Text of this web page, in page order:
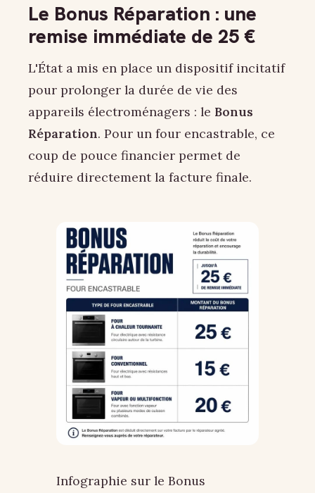
Le Bonus Réparation : une
remise immédiate de 25 €
L'État a mis en place un dispositif incitatif
pour prolonger la durée de vie des
appareils électroménagers : le Bonus
Réparation. Pour un four encastrable, ce
coup de pouce financier permet de
réduire directement la facture finale.
Infographie sur le Bonus